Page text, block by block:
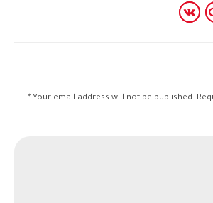
Your email address will not be published.